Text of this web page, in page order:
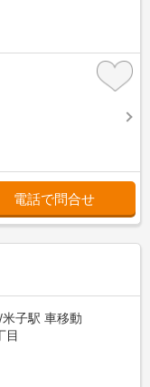
電話で問合せ
子駅 車移動
目